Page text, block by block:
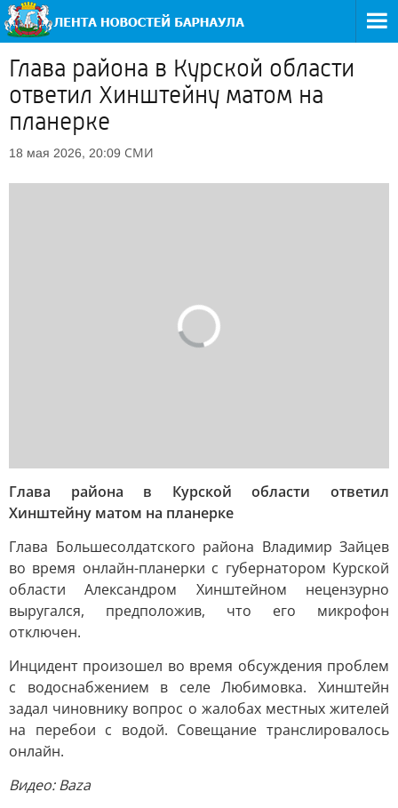
Глава района в Курской области
ответил Хинштейну матом на
планерке
18 мая 2026, 20:09 СМИ
Глава района в Курской области ответил
Хинштейну матом на планерке
Глава Большесолдатского района Владимир Зайцев
во время онлайн-планерки с губернатором Курской
области Александром Хинштейном нецензурно
выругался, предположив, что его микрофон
отключен.
Инцидент произошел во время обсуждения проблем
с водоснабжением в селе Любимовка. Хинштейн
задал чиновнику вопрос о жалобах местных жителей
на перебои с водой. Совещание транслировалось
онлайн.
Видео: Baza